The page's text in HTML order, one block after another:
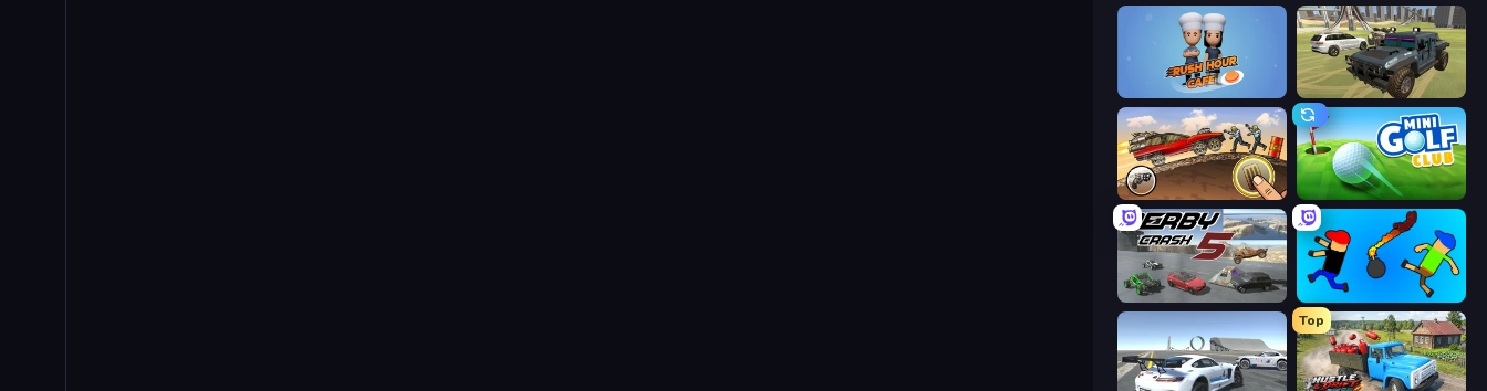
Rush Hour Cafe 4x4 Offroader
Earn to Die: Zombie Ride Mini Golf Club
Derby Crash 5 Mini-Caps: Bombs
Top